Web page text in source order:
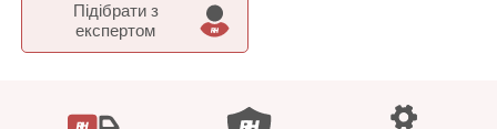
Підібрати з
експертом